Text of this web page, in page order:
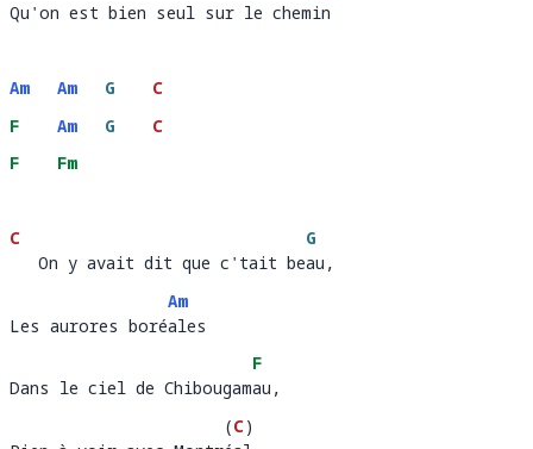
Qu'on est bien seul sur le chemin
Qu'on est bien seul sur le chemin
Am Am G
C
F
Am G
C
F
Fm
C
   On y avait dit que c'tait be
G
au,
   On y avait dit que c'tait beau,
Les aurores boré
Am
al
Les aurores boréales
Dans le ciel de Chibougam
F
au
Dans le ciel de Chibougamau,
(C)